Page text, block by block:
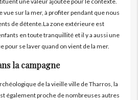
vue sur la mer, à profiter pendant que nous
de détente.La zone extérieure est
en toute tranquillité et il y a aussi une
pour se laver quand on vient de la mer.
la campagne
de la vieille ville de Tharros, la
également proche de nombreuses autres